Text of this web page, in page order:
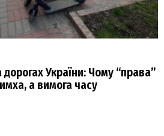
України: Чому “права”
а вимога часу